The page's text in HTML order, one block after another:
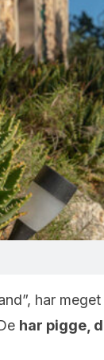
har
har pigge,